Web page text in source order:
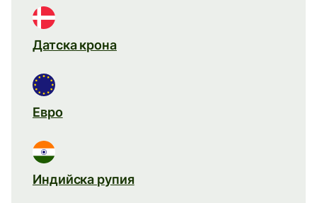
Датска крона
Евро
Индийска рупия